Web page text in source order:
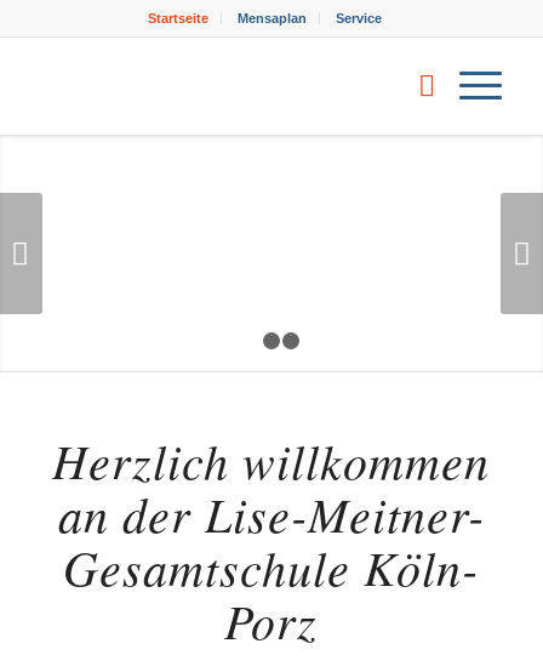
Startseite Mensaplan Service
Herzlich willkommen
an der Lise-Meitner-
Gesamtschule Köln-
Porz